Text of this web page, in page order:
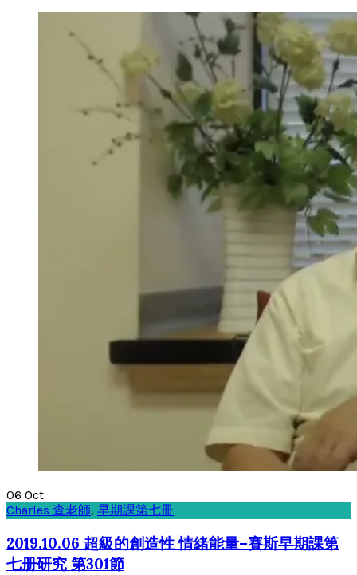
06 Oct
Charles 查老師, 早期課第七冊
2019.10.06 超級的創造性 情緒能量–賽斯早期課第
七册研究 第301節